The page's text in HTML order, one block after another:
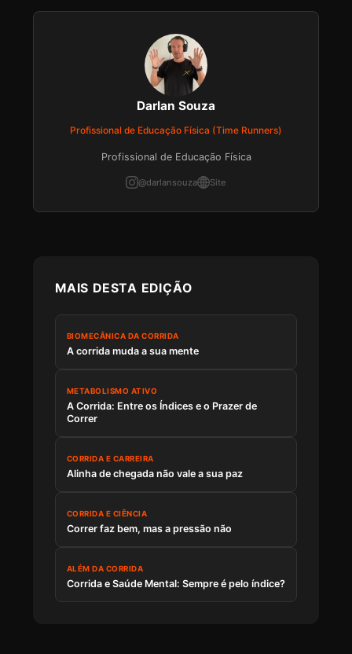
Darlan Souza
Profissional de Educação Física (Time Runners)
Profissional de Educação Física
@darlansouza Site
MAIS DESTA EDIÇÃO
BIOMECÂNICA DA CORRIDA
A corrida muda a sua mente
METABOLISMO ATIVO
A Corrida: Entre os Índices e o Prazer de
Correr
CORRIDA E CARREIRA
Alinha de chegada não vale a sua paz
CORRIDA E CIÊNCIA
Correr faz bem, mas a pressão não
ALÉM DA CORRIDA
Corrida e Saúde Mental: Sempre é pelo índice?